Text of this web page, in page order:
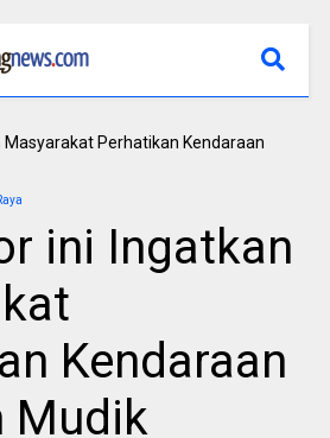
ini Ingatkan
Kendaraan
Mudik